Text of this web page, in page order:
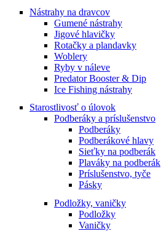
Nástrahy na dravcov
Gumené nástrahy
Jigové hlavičky
Rotačky a plandavky
Woblery
Ryby v náleve
Predator Booster & Dip
Ice Fishing nástrahy
Starostlivosť o úlovok
Podberáky a príslušenstvo
Podberáky
Podberákové hlavy
Sieťky na podberák
Plaváky na podberák
Príslušenstvo, tyče
Pásky
Podložky, vaničky
Podložky
Vaničky